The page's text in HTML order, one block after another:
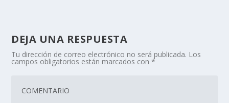
DEJA UNA RESPUESTA
Tu dirección de correo electrónico no será publicada. Los
campos obligatorios están marcados con*